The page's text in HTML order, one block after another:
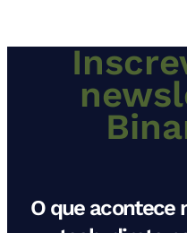
O que acontece